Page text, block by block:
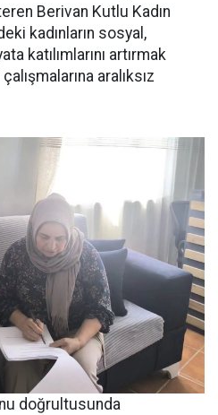
Berivan Kutlu Kadın
kadınların sosyal,
katılımlarını artırmak
aralıksız
doğrultusunda